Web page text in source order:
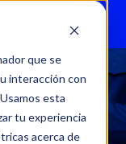
que se
interacción con
esta
tu experiencia
acerca de